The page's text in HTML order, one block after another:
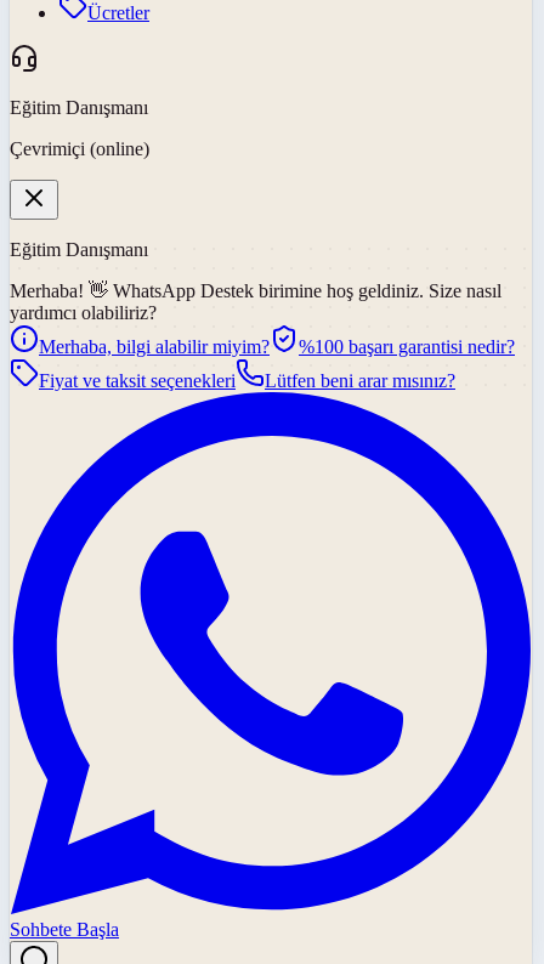
Ücretler
Eğitim Danışmanı
Çevrimiçi (online)
Eğitim Danışmanı
Merhaba! 👋 WhatsApp Destek birimine hoş geldiniz. Size nasıl
yardımcı olabiliriz?
Merhaba, bilgi alabilir miyim?
%100 başarı garantisi nedir?
Fiyat ve taksit seçenekleri
Lütfen beni arar mısınız?
Sohbete Başla